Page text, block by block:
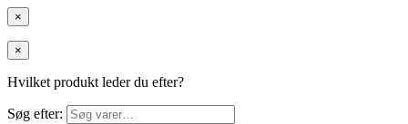
×
×
Hvilket produkt leder du efter?
Søg efter: